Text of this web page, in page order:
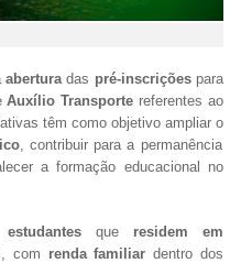
aberturadas pré-inscriçõespara
Auxílio Transporte referentes ao
têm como objetivo ampliar o
, contribuir para a permanência
a formação educacional no
que residem em
com renda familiardentro dos